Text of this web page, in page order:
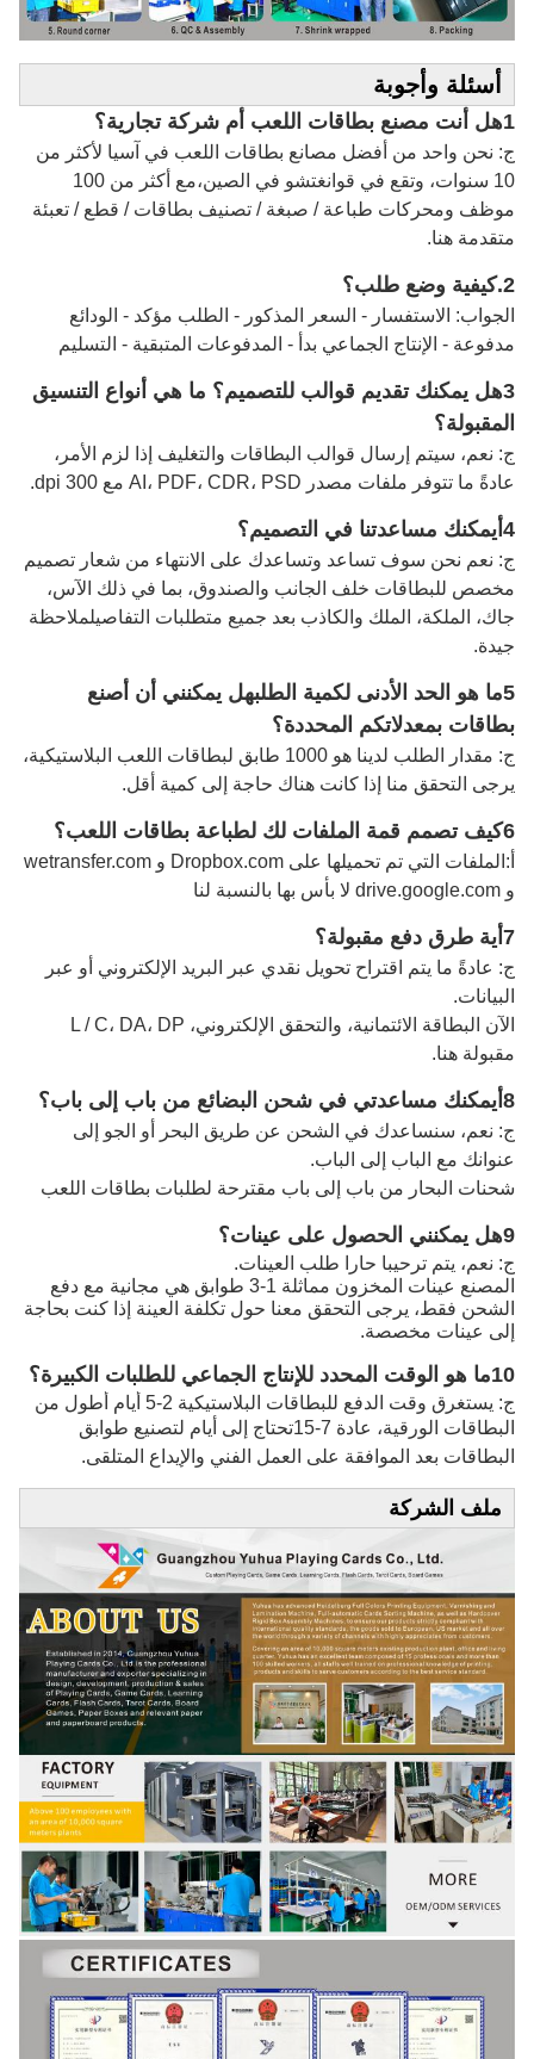
أسئلة وأجوبة
1هل أنت مصنع بطاقات اللعب أم شركة تجارية؟
ج: نحن واحد من أفضل مصانع بطاقات اللعب في آسيا لأكثر من
10 سنوات، وتقع في قوانغتشو في الصين،مع أكثر من 100
موظف ومحركات طباعة / صبغة / تصنيف بطاقات / قطع / تعبئة
متقدمة هنا.
2. كيفية وضع طلب؟
الجواب: الاستفسار - السعر المذكور - الطلب مؤكد - الودائع
مدفوعة - الإنتاج الجماعي بدأ - المدفوعات المتبقية - التسليم
3هل يمكنك تقديم قوالب للتصميم؟ ما هي أنواع التنسيق
المقبولة؟
ج: نعم، سيتم إرسال قوالب البطاقات والتغليف إذا لزم الأمر،
عادةً ما تتوفر ملفات مصدر AI، PDF، CDR، PSD مع 300 dpi.
4أيمكنك مساعدتنا في التصميم؟
ج: نعم نحن سوف تساعد وتساعدك على الانتهاء من شعار تصميم
مخصص للبطاقات خلف الجانب والصندوق، بما في ذلك الآس،
جاك، الملكة، الملك والكاذب بعد جميع متطلبات التفاصيلملاحظة
جيدة.
5ما هو الحد الأدنى لكمية الطلب
هل يمكنني أن أصنع
بطاقات بمعدلاتكم المحددة؟
ج: مقدار الطلب لدينا هو 1000 طابق لبطاقات اللعب البلاستيكية،
يرجى التحقق منا إذا كانت هناك حاجة إلى كمية أقل.
6كيف تصمم قمة الملفات لك لطباعة بطاقات اللعب؟
أ:
الملفات التي تم تحميلها على Dropbox.com و wetransfer.com
و drive.google.com لا بأس بها بالنسبة لنا
7أية طرق دفع مقبولة؟
ج: عادةً ما يتم اقتراح تحويل نقدي عبر البريد الإلكتروني أو عبر
البيانات.
الآن البطاقة الائتمانية، والتحقق الإلكتروني، L / C، DA، DP
مقبولة هنا.
8أيمكنك مساعدتي في شحن البضائع من باب إلى باب؟
ج: نعم، سنساعدك في الشحن عن طريق البحر أو الجو إلى
عنوانك مع الباب إلى الباب.
شحنات البحار من باب إلى باب مقترحة لطلبات بطاقات اللعب
9هل يمكنني الحصول على عينات؟
ج: نعم، يتم ترحيبا حارا طلب العينات.
المصنع عينات المخزون مماثلة 1-3 طوابق هي مجانية مع دفع
الشحن فقط، يرجى التحقق معنا حول تكلفة العينة إذا كنت بحاجة
إلى عينات مخصصة.
10ما هو الوقت المحدد للإنتاج الجماعي للطلبات الكبيرة؟
ج: يستغرق وقت الدفع للبطاقات البلاستيكية 2-5 أيام أطول من
البطاقات الورقية، عادة 7-15
تحتاج إلى أيام لتصنيع طوابق
البطاقات بعد الموافقة على العمل الفني والإيداع المتلقى.
ملف الشركة